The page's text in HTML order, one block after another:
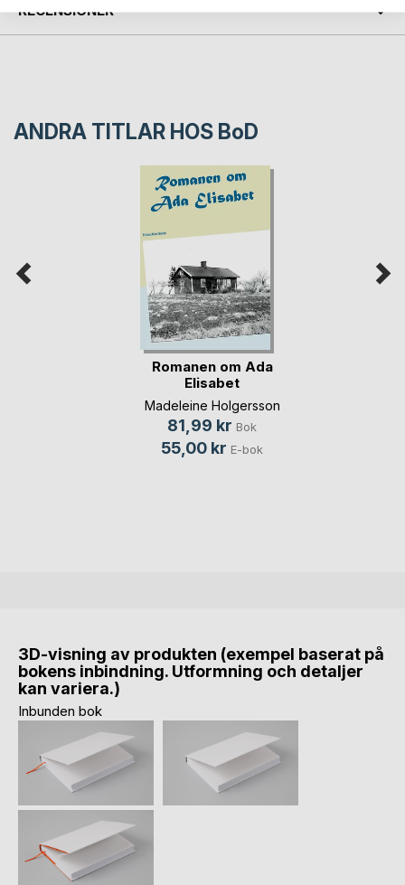
RECENSIONER
ANDRA TITLAR HOS BoD
Romanen om Ada
Elisabet
Madeleine Holgersson
81,99 kr Bok
55,00 kr E-bok
3D-visning av produkten (exempel baserat på
bokens inbindning. Utformning och detaljer
kan variera.)
Inbunden bok